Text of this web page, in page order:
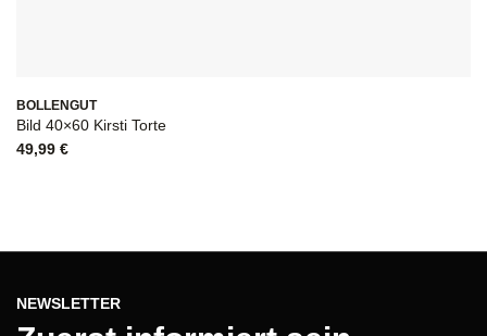
BOLLENGUT
Bild 40×60 Kirsti Torte
49,99 €
NEWSLETTER